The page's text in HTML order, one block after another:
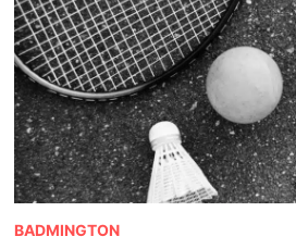
BADMINGTON